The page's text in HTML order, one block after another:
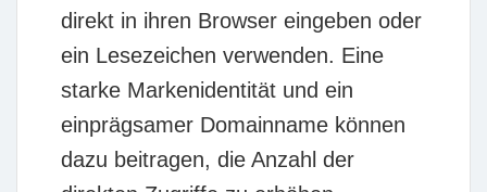
direkt in ihren Browser eingeben oder
ein Lesezeichen verwenden. Eine
starke Markenidentität und ein
einprägsamer Domainname können
dazu beitragen, die Anzahl der